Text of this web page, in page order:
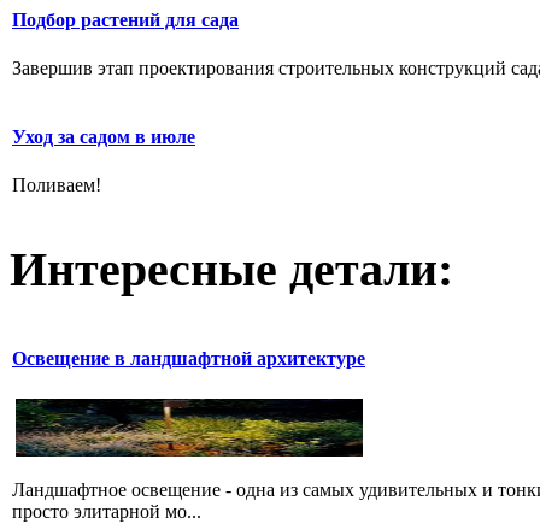
Подбор растений для сада
Завершив этап проектирования строительных конструкций
Уход за садом в июле
Поливаем!
Интересные детали:
Освещение в ландшафтной архитектуре
Ландшафтное освещение - одна из самых удивительных и
просто элитарной мо...